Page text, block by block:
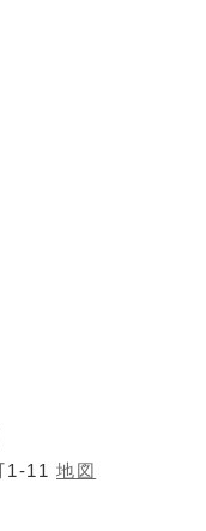
1-11 地図